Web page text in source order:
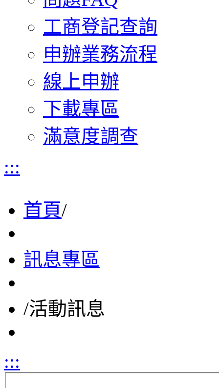
工商登記查詢
申辦業務流程
線上申辦
下載專區
滿意度調查
:::
首頁/
訊息專區
/活動訊息
:::